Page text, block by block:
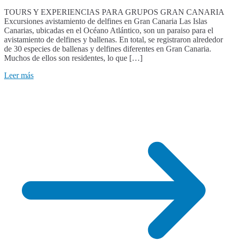
TOURS Y EXPERIENCIAS PARA GRUPOS GRAN CANARIA
Excursiones avistamiento de delfines en Gran Canaria Las Islas
Canarias, ubicadas en el Océano Atlántico, son un paraiso para el
avistamiento de delfines y ballenas. En total, se registraron alrededor
de 30 especies de ballenas y delfines diferentes en Gran Canaria.
Muchos de ellos son residentes, lo que […]
Leer más